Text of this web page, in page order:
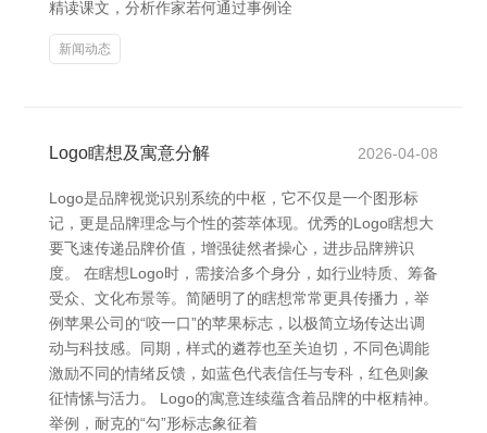
精读课文，分析作家若何通过事例诠
新闻动态
Logo瞎想及寓意分解 2026-04-08
Logo是品牌视觉识别系统的中枢，它不仅是一个图形标
记，更是品牌理念与个性的荟萃体现。优秀的Logo瞎想大
要飞速传递品牌价值，增强徒然者操心，进步品牌辨识
度。 在瞎想Logo时，需接洽多个身分，如行业特质、筹备
受众、文化布景等。简陋明了的瞎想常常更具传播力，举
例苹果公司的“咬一口”的苹果标志，以极简立场传达出调
动与科技感。同期，样式的遴荐也至关迫切，不同色调能
激励不同的情绪反馈，如蓝色代表信任与专科，红色则象
征情愫与活力。 Logo的寓意连续蕴含着品牌的中枢精神。
举例，耐克的“勾”形标志象征着